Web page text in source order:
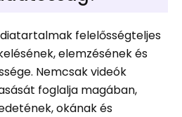
felelősségteljes
elemzésének és
Nemcsak videók
foglalja magában,
okának és